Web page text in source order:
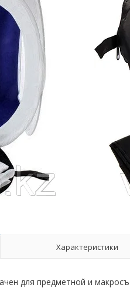
Характеристики
для предметной и